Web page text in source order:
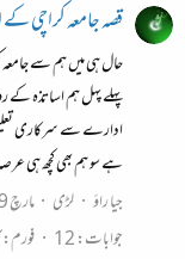
قصہ جامعہ کراچی کے
حال ہی میں ہم سے جامعہ
پہلے پہل ہم اساتذہ کے
ادارے سے سرکاری
ہے سو ہم بھی کچھ ہی
جیا راؤ لڑی مارچ 29، 2009
جوابات: 12 فورم: